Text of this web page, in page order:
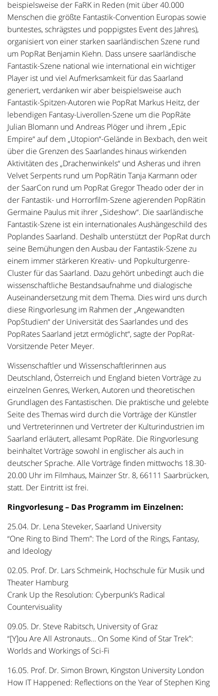
beispielsweise der FaRK in Reden (mit über 40.000
Menschen die größte Fantastik-Convention Europas sowie
buntestes, schrägstes und poppigstes Event des Jahres),
organisiert von einer starken saarländischen Szene rund
um PopRat Benjamin Kiehn. Dass unsere saarländische
Fantastik-Szene national wie international ein wichtiger
Player ist und viel Aufmerksamkeit für das Saarland
generiert, verdanken wir aber beispielsweise auch
Fantastik-Spitzen-Autoren wie PopRat Markus Heitz, der
lebendigen Fantasy-Liverollen-Szene um die PopRäte
Julian Blomann und Andreas Plöger und ihrem „Epic
Empire“ auf dem „Utopion“-Gelände in Bexbach, den weit
über die Grenzen des Saarlandes hinaus wirkenden
Aktivitäten des „Drachenwinkels“ und Asheras und ihren
Velvet Serpents rund um PopRätin Tanja Karmann oder
der SaarCon rund um PopRat Gregor Theado oder der in
der Fantastik- und Horrorfilm-Szene agierenden PopRätin
Germaine Paulus mit ihrer „Sideshow“. Die saarländische
Fantastik-Szene ist ein internationales Aushängeschild des
Poplandes Saarland. Deshalb unterstützt der PopRat durch
seine Bemühungen den Ausbau der Fantastik-Szene zu
einem immer stärkeren Kreativ- und Popkulturgenre-
Cluster für das Saarland. Dazu gehört unbedingt auch die
wissenschaftliche Bestandsaufnahme und dialogische
Auseinandersetzung mit dem Thema. Dies wird uns durch
diese Ringvorlesung im Rahmen der „Angewandten
PopStudien“ der Universität des Saarlandes und des
PopRates Saarland jetzt ermöglicht“, sagte der PopRat-
Vorsitzende Peter Meyer.
Wissenschaftler und Wissenschaftlerinnen aus
Deutschland, Österreich und England bieten Vorträge zu
einzelnen Genres, Werken, Autoren und theoretischen
Grundlagen des Fantastischen. Die praktische und gelebte
Seite des Themas wird durch die Vorträge der Künstler
und Vertreterinnen und Vertreter der Kulturindustrien im
Saarland erläutert, allesamt PopRäte. Die Ringvorlesung
beinhaltet Vorträge sowohl in englischer als auch in
deutscher Sprache. Alle Vorträge finden mittwochs 18.30-
20.00 Uhr im Filmhaus, Mainzer Str. 8, 66111 Saarbrücken,
statt. Der Eintritt ist frei.
Ringvorlesung – Das Programm im Einzelnen:
25.04. Dr. Lena Steveker, Saarland University
“One Ring to Bind Them”: The Lord of the Rings, Fantasy,
and Ideology
02.05. Prof. Dr. Lars Schmeink, Hochschule für Musik und
Theater Hamburg
Crank Up the Resolution: Cyberpunk’s Radical
Countervisuality
09.05. Dr. Steve Rabitsch, University of Graz
“[Y]ou Are All Astronauts… On Some Kind of Star Trek”:
Worlds and Workings of Sci-Fi
16.05. Prof. Dr. Simon Brown, Kingston University London
How IT Happened: Reflections on the Year of Stephen King